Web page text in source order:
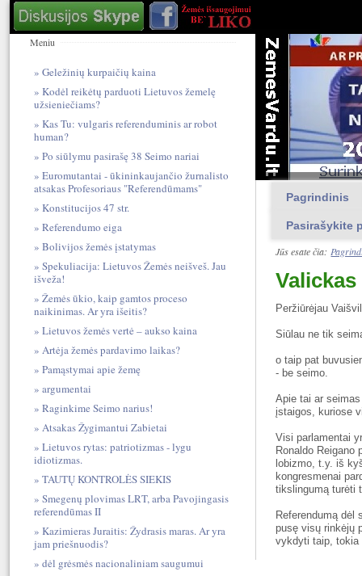
Pagrindinis
Pasirašykite
Jūs esate čia:
Peržiūrėjau
Siūlau ne tik
o taip pat
- be seimo.
Apie tai ar
įstaigos, kuriose
Visi parlamentai
Ronaldo
lobizmo, t.y. iš
kongresmenai
tikslingumą turėti
Referendumą dėl
pusę visų rinkėjų
vykdyti taip, tokia
Meniu
Geležinių kurpaičių kaina
Kodėl reikėtų parduoti Lietuvos žemelę
užsieniečiams?
Kas Tu: vulgari​s referendum​inis ar robot
human?
Po siūlymu pasirašę 38 Seimo nariai
Euromutantai - ūkininkaujančio žurnalisto
atsakas Profesoriaus "Referendūmams"
Konstitucijos 47 str.
Referendumo eiga
Bolivijos žemės įstatymas
Spekuliacija: Lietuvos Žemės neišveš. Jau
išveža!
Žemės ūkio, kaip gamtos proceso
naikinimas. Ar yra išeitis?
Lietuvos žemės vertė – aukso kaina
Artėja žemės pardavimo laikas?
Pamąstymai apie žemę
argumentai
Raginkime Seimo narius!
Atsakas Žygimantui Zabietai
Lietuvos rytas: patriotizmas - lygu
idiotizmas.
TAUTŲ KONTROLĖS SIEKIS
Smegenų plovimas LRT, arba Pavojingasis
referendūmas II
Kazimieras Juraitis: Žydrasis maras. Ar yra
jam priešnuodis?
dėl grėsmės nacionaliniam saugumui